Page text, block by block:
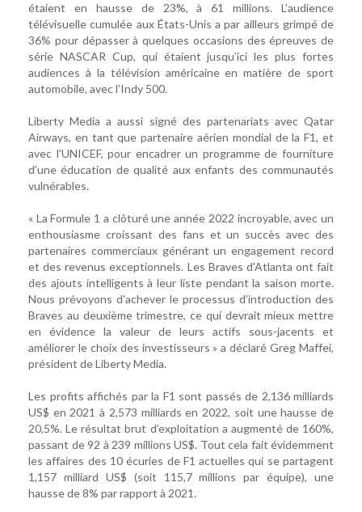
étaient en hausse de 23%, à 61 millions. L’audience
télévisuelle cumulée aux États-Unis a par ailleurs grimpé de
36% pour dépasser à quelques occasions des épreuves de
série NASCAR Cup, qui étaient jusqu’ici les plus fortes
audiences à la télévision américaine en matière de sport
automobile, avec l’Indy 500.
Liberty Media a aussi signé des partenariats avec Qatar
Airways, en tant que partenaire aérien mondial de la F1, et
avec l'UNICEF, pour encadrer un programme de fourniture
d'une éducation de qualité aux enfants des communautés
vulnérables.
« La Formule 1 a clôturé une année 2022 incroyable, avec un
enthousiasme croissant des fans et un succès avec des
partenaires commerciaux générant un engagement record
et des revenus exceptionnels. Les Braves d'Atlanta ont fait
des ajouts intelligents à leur liste pendant la saison morte.
Nous prévoyons d'achever le processus d’introduction des
Braves au deuxième trimestre, ce qui devrait mieux mettre
en évidence la valeur de leurs actifs sous-jacents et
améliorer le choix des investisseurs » a déclaré Greg Maffei,
président de Liberty Media.
Les profits affichés par la F1 sont passés de 2,136 milliards
US$ en 2021 à 2,573 milliards en 2022, soit une hausse de
20,5%. Le résultat brut d’exploitation a augmenté de 160%,
passant de 92 à 239 millions US$. Tout cela fait évidemment
les affaires des 10 écuries de F1 actuelles qui se partagent
1,157 milliard US$ (soit 115,7 millions par équipe), une
hausse de 8% par rapport à 2021.